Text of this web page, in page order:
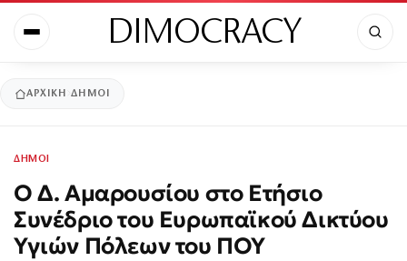
DIMOCRACY
ΑΡΧΙΚΉ ΔΗΜΟΙ
ΔΗΜΟΙ
Ο Δ. Αμαρουσίου στο Ετήσιο
Συνέδριο του Ευρωπαϊκού Δικτύου
Υγιών Πόλεων του ΠΟΥ